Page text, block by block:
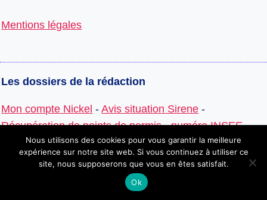
Mentions légales
Les dossiers de la rédaction
Mon compte Nickel -Avis situation Sirene -
Récupération de points de permis-numéro INSEE-
salaire ATSEM-Salaires dans les banques -
Commercial Finance Association
Nous utilisons des cookies pour vous garantir la meilleure
expérience sur notre site web. Si vous continuez à utiliser ce
site, nous supposerons que vous en êtes satisfait.
Ok